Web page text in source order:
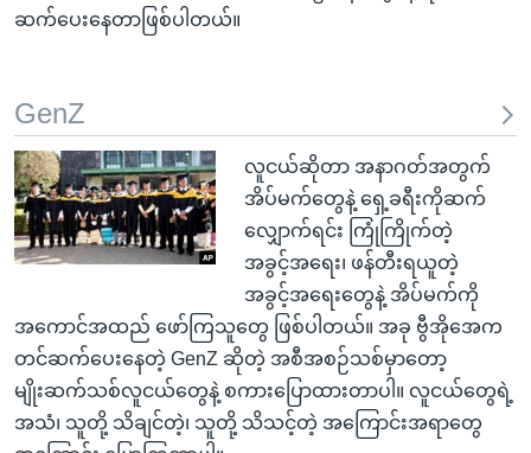
ဆက်ပေးနေတာဖြစ်ပါတယ်။
GenZ
လူငယ်ဆိုတာ အနာဂတ်အတွက်
အိပ်မက်တွေနဲ့ ရှေ့ခရီးကိုဆက်
လျှောက်ရင်း ကြုံကြိုက်တဲ့
အခွင့်အရေး၊ ဖန်တီးရယူတဲ့
အခွင့်အရေးတွေနဲ့ အိပ်မက်ကို
အကောင်အထည် ဖော်ကြသူတွေ ဖြစ်ပါတယ်။ အခု ဗွီအိုအေက
တင်ဆက်ပေးနေတဲ့ GenZ ဆိုတဲ့ အစီအစဉ်သစ်မှာတော့
မျိုးဆက်သစ်လူငယ်တွေနဲ့ စကားပြောထားတာပါ။ လူငယ်တွေရဲ့
အသံ၊ သူတို့ သိချင်တဲ့၊ သူတို့ သိသင့်တဲ့ အကြောင်းအရာတွေ